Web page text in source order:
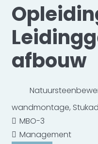
afbouw
wandmontage,
MBO-3
Management